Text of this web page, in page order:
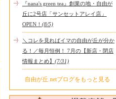
cheese & booze ost
【 平日限定ランチメニュー 】 ワンプレー
トランチ登場！！パスタやリゾットにも
色々付くようにな..
京都九条ねぎ焼き専門店 ねぎ家 -時代
家 旬-
【ランチ限定】鉄板炙りホルモン丼🔥本
『nana's green tea』創業の地・自由が
丘に2号店「サンセットアレイ店」
OPEN！ (8/5)
＼コレを見ればイマの自由が丘が分か
る！／毎月恒例！ 7月の【新店・閉店
情報まとめ】 (7/31)
自由が丘.netブログをもっと見る